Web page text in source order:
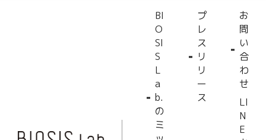
BI
O
SI
S
L
a
b.
の
ミ
プ
レ
ス
リ
リ
ー
ス
お
問
い
合
わ
せ
LI
N
E